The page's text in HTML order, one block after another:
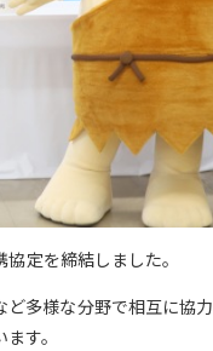
定を締結しました。
多様な分野で相互に協
す。